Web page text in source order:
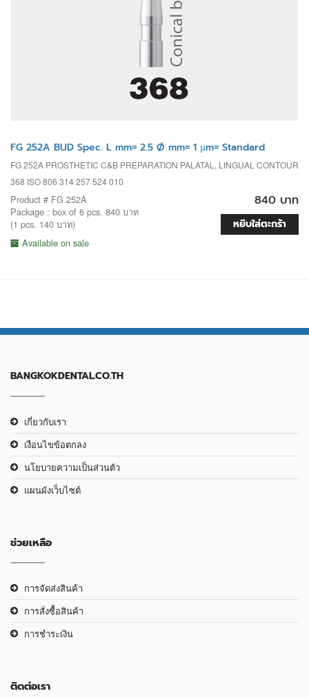
FG 252A BUD Spec. L mm= 2.5 Ø mm= 1 µm= Standard
FG 252A PROSTHETIC C&B PREPARATION PALATAL, LINGUAL CONTOUR
368 ISO 806 314 257 524 010
Product # FG 252A
Package : box of 6 pcs. 840 บาท
(1 pcs. 140 บาท)
Available on sale
840 บาท
หยิบใส่ตะกร้า
BANGKOKDENTAL.CO.TH
เกี่ยวกับเรา
เงือนไขข้อตกลง
นโยบายความเป็นส่วนตัว
แผนผังเว็บไซต์
ช่วยเหลือ
การจัดส่งสินค้า
การสั่งซื้อสินค้า
การชำระเงิน
ติดต่อเรา